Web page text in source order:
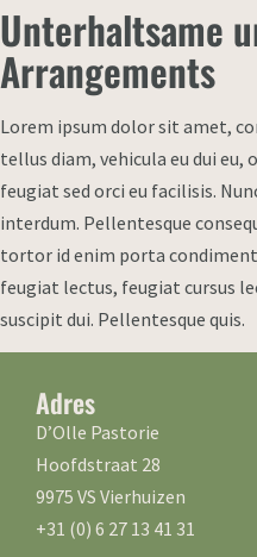
Unterhaltsame
Arrangements
Lorem ipsum dolor sit amet,
tellus diam, vehicula eu dui eu,
feugiat sed orci eu facilisis.
interdum. Pellentesque
tortor id enim porta
feugiat lectus, feugiat cursus
suscipit dui. Pellentesque quis.
Adres
D’Olle Pastorie
Hoofdstraat 28
9975 VS Vierhuizen
+31 (0) 6 27 13 41 31